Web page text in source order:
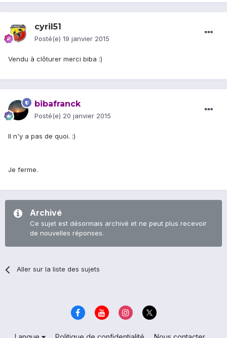
cyril51
Posté(e) 19 janvier 2015
Vendu à clôturer merci biba :)
bibafranck
Posté(e) 20 janvier 2015
Il n'y a pas de quoi. :)
Je ferme.
Archivé
Ce sujet est désormais archivé et ne peut plus recevoir
de nouvelles réponses.
Aller sur la liste des sujets